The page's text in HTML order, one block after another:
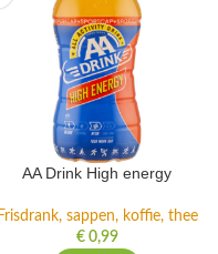
AA Drink High energy
Frisdrank, sappen, koffie, thee
€0,99